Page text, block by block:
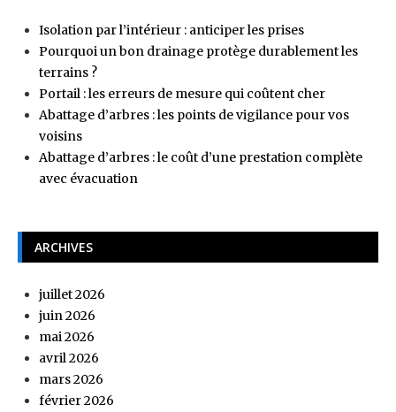
Isolation par l’intérieur : anticiper les prises
Pourquoi un bon drainage protège durablement les
terrains ?
Portail : les erreurs de mesure qui coûtent cher
Abattage d’arbres : les points de vigilance pour vos
voisins
Abattage d’arbres : le coût d’une prestation complète
avec évacuation
ARCHIVES
juillet 2026
juin 2026
mai 2026
avril 2026
mars 2026
février 2026